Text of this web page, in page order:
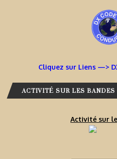
Cliquez sur Liens —>
ACTIVITÉ SUR LES BANDES
Activité sur